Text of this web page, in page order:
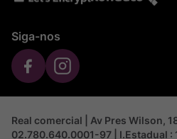
Siga-nos
Real comercial | Av Pres Wilson,
02.780.640.0001-97 | I.Estadual :